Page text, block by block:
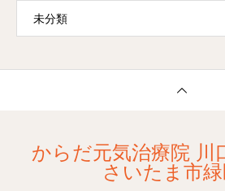
未分類
からだ元気治療院 川
さいたま市